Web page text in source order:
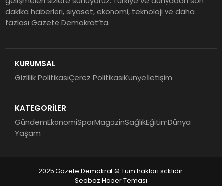
dakika haberleri, siyaset, ekonomi, teknoloji ve daha
fazlası Gazete Demokrat’ta.
KURUMSAL
Gizlilik PolitikasıÇerez PolitikasıKünyeİletişim
KATEGORİLER
GündemEkonomiSporMagazinSağlıkEğitimDünya
Yaşam
2025 Gazete Demokrat © Tüm hakları saklıdır.
Seobaz Haber Teması